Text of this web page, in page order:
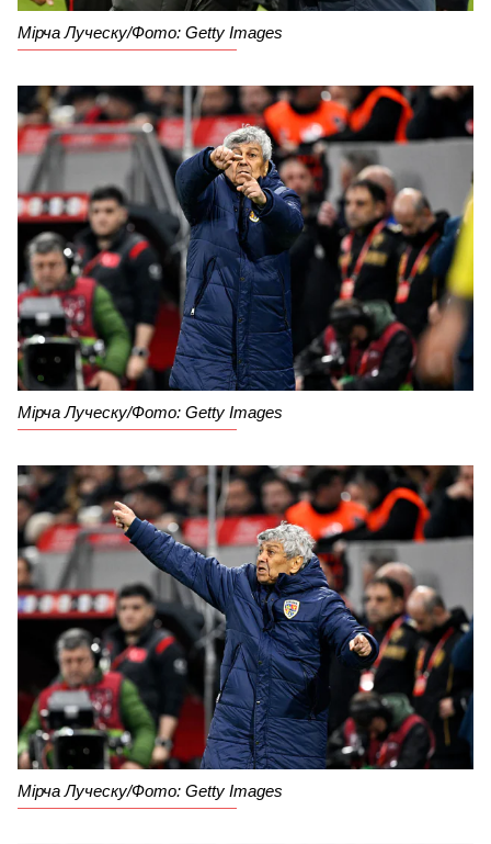
Мірча Луческу/Фото: Getty Images
Мірча Луческу/Фото: Getty Images
Мірча Луческу/Фото: Getty Images